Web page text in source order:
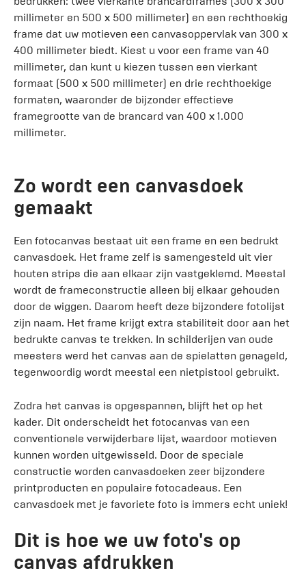
millimeter en 500 x 500 millimeter) en een rechthoekig
frame dat uw motieven een canvasoppervlak van 300 x
400 millimeter biedt. Kiest u voor een frame van 40
millimeter, dan kunt u kiezen tussen een vierkant
formaat (500 x 500 millimeter) en drie rechthoekige
formaten, waaronder de bijzonder effectieve
framegrootte van de brancard van 400 x 1.000
millimeter.
Zo wordt een canvasdoek
gemaakt
Een fotocanvas bestaat uit een frame en een bedrukt
canvasdoek. Het frame zelf is samengesteld uit vier
houten strips die aan elkaar zijn vastgeklemd. Meestal
wordt de frameconstructie alleen bij elkaar gehouden
door de wiggen. Daarom heeft deze bijzondere fotolijst
zijn naam. Het frame krijgt extra stabiliteit door aan het
bedrukte canvas te trekken. In schilderijen van oude
meesters werd het canvas aan de spielatten genageld,
tegenwoordig wordt meestal een nietpistool gebruikt.
Zodra het canvas is opgespannen, blijft het op het
kader. Dit onderscheidt het fotocanvas van een
conventionele verwijderbare lijst, waardoor motieven
kunnen worden uitgewisseld. Door de speciale
constructie worden canvasdoeken zeer bijzondere
printproducten en populaire fotocadeaus. Een
canvasdoek met je favoriete foto is immers echt uniek!
Dit is hoe we uw foto's op
canvas afdrukken